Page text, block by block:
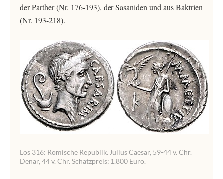
der Parther (Nr. 176-193), der Sasaniden und aus Baktrien
(Nr. 193-218).
Los 316: Römische Republik. Julius Caesar, 59-44 v. Chr.
Denar, 44 v. Chr. Schätzpreis: 1.800 Euro.